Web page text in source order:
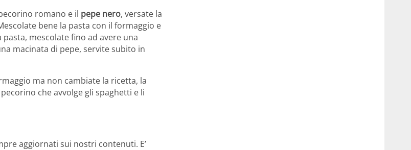
romano e il pepe nero, versate la
bene la pasta con il formaggio e
mescolate fino ad avere una
macinata di pepe, servite subito in
ma non cambiate la ricetta, la
che avvolge gli spaghetti e li
aggiornati sui nostri contenuti. E’